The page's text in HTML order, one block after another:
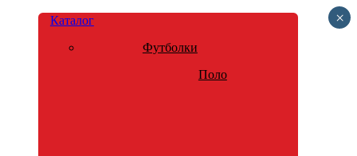
Каталог
Футболки
Поло
×